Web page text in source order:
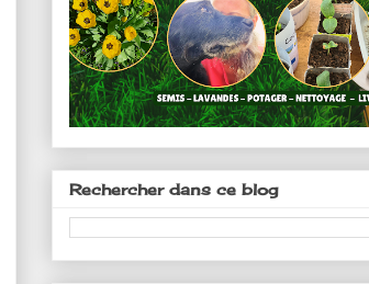
Rechercher dans ce blog